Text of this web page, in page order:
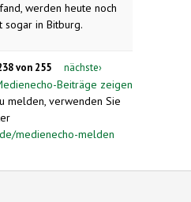
werden heute noch
in Bitburg.
von 255 nächste›
Beiträge zeigen
melden, verwenden Sie
medienecho-melden